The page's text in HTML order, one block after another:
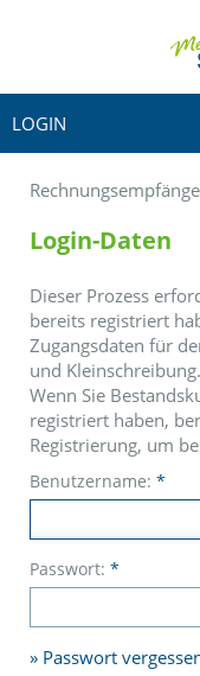
LOGIN
Login-Daten
Dieser Prozess
bereits registriert
Zugangsdaten für
und Kleinschreibung.
Wenn Sie
registriert haben,
Registrierung, um
Benutzername: *
Passwort: *
Passwort